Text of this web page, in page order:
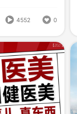
1632
4552 0